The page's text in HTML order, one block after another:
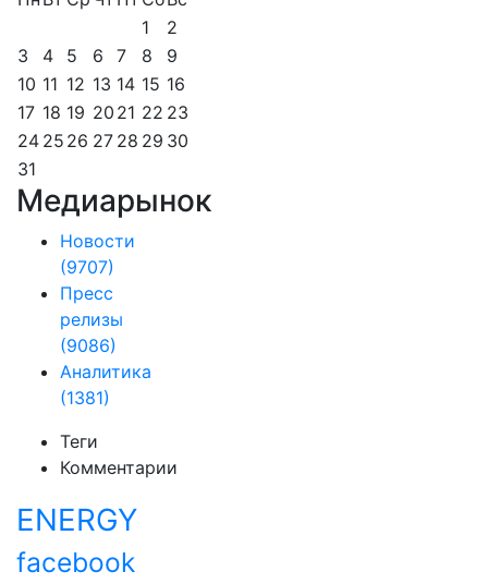
1
2
3
4 5 6 7 8
9
10 11 12 13 14 15 16
17 18 19 20 21 22 23
24 25 26 27 28 29 30
31
Медиарынок
Новости
(9707)
Пресс
релизы
(9086)
Аналитика
(1381)
Теги
Комментарии
ENERGY
facebook